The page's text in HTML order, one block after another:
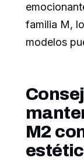
familia M,
modelos
M2